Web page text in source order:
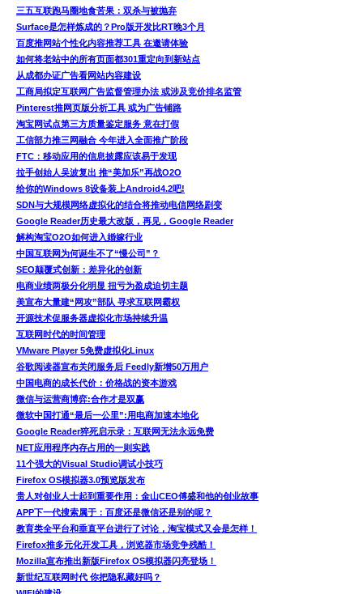
三五互联跑马圈地食苦果：双杀与被抛弃
Surface是怎样炼成的？Pro版开发比RT晚3个月
百度推网站个性化内容推荐工具 在邀请体验
如何将老站中的所有页面都301重定向到新站点
从成都办证广告看网站内容建设
工商局拟定互联网广告监督管理办法 或涉及竞价排名监管
Pinterest推网页版分析工具 或为广告铺路
淘宝网试点第三方质量鉴定服务 意在打假
工信部力推三网融合 今年进入全面推广阶段
FTC：移动应用的信息披露应该易于发现
拉手创始人吴波复出 推“美加乐”再战O2O
给你的Windows 8设备装上Android4.2吧!
SDN与大规模网络虚拟化的结合将推动电信网络剧变
Google Reader历史最大改版，再见，Google Reader
解构淘宝O2O如何进入婚嫁行业
中国互联网为何诞生不了“慢公司”？
SEO颠覆式创新：差异化的创新
电商业绩两极分化明显 扭亏为盈成迫切主题
美宣布大量建“网攻”部队 寻求互联网霸权
开源技术促服务器虚拟化市场持续升温
互联网时代的时间管理
VMware Player 5免费虚拟化Linux
谷歌阅读器宣布关闭服务后 Feedly新增50万用户
中国电商的成长代价：价格战的资本游戏
微信与运营商博弈:合作才是双赢
微软中国打通“最后一公里”:用电商加速本地化
Google Reader猝死启示录：互联网无法永远免费
NET应用程序内存占用的一则实践
11个强大的Visual Studio调试小技巧
Firefox OS模拟器3.0预览版发布
贵人对创业人士起到重要作用：金山CEO傅盛和他的创业故事
APP下一代搜索属于：百度还是微信还是别的呢？
教育类全平台和垂直平台进行了讨论，淘宝模式又会是怎样！
Firefox推多元化开发工具，浏览器市场竞争残酷！
Mozilla宣布推出新版Firefox OS模拟器闪亮登场！
新世纪互联网时代 你把隐私藏好吗？